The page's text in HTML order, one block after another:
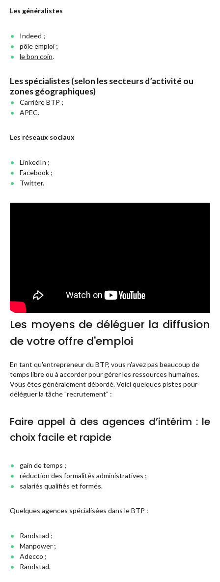
Les généralistes
Indeed ;
pôle emploi ;
le bon coin.
Les spécialistes(selon les secteurs d’activité ou
zones géographiques)
Carrière BTP ;
APEC.
Les réseaux sociaux
LinkedIn ;
Facebook ;
Twitter.
Les moyens de déléguer la diffusion
de votre offre d'emploi
En tant qu'entrepreneur du BTP, vous n'avez pas beaucoup de
temps libre ou à accorder pour gérer les ressources humaines.
Vous êtes généralement débordé. Voici quelques pistes pour
déléguer la tâche "recrutement" :
Faire appel à des agences d’intérim : le
choix facile et rapide
gain de temps ;
réduction des formalités administratives ;
salariés qualifiés et formés.
Quelques agences spécialisées dans le BTP :
Randstad ;
Manpower ;
Adecco ;
Randstad.